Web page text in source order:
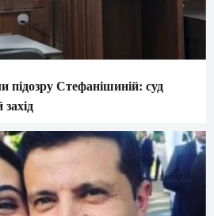
Стефанішиній: суд